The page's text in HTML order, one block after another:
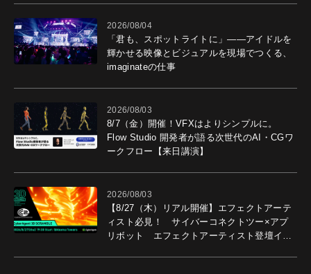
2026/08/04
「君も、スポットライトに」――アイドルを
輝かせる映像とビジュアルを現場でつくる、
imaginateの仕事
2026/08/03
8/7（金）開催！VFXはよりシンプルに。
Flow Studio 開発者が語る次世代のAI・CGワ
ークフロー【来日講演】
2026/08/03
【8/27（木）リアル開催】エフェクトアーテ
ィスト必見！ サイバーコネクトツー×アプ
リボット エフェクトアーティスト登壇イベ